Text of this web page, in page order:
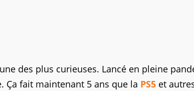
des plus curieuses. Lancé en pleine
Ça fait maintenant 5 ans que la PS5 et